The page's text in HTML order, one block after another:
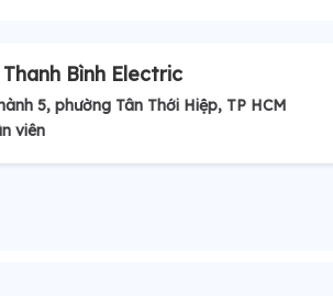
Bình Electric
5, phường Tân Thới Hiệp, TP HCM
viên